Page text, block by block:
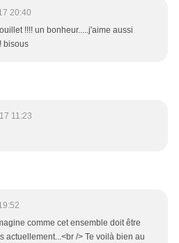
20:40
!!!! un bonheur.....j'aime aussi
bisous
11:23
comme cet ensemble doit être
actuellement...<br /> Te voilà bien au